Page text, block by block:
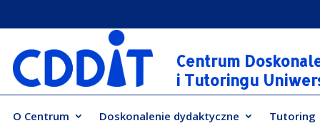
Centrum
i Tutoringu
O Centrum Doskonalenie dydaktyczne Tutoring